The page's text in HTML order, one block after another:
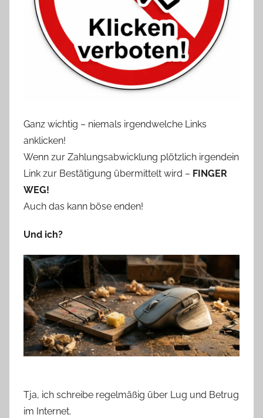
Ganz wichtig – niemals irgendwelche Links
anklicken!
Wenn zur Zahlungsabwicklung plötzlich irgendein
Link zur Bestätigung übermittelt wird – FINGER
WEG!
Auch das kann böse enden!
Und ich?
Tja, ich schreibe regelmäßig über Lug und Betrug
im Internet.